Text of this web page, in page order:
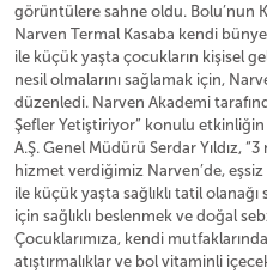
görüntülere sahne oldu. Bolu’nun
Narven Termal Kasaba kendi
ile küçük yaşta çocukların kişisel
nesil olmalarını sağlamak için,
düzenledi. Narven Akademi
Şefler Yetiştiriyor” konulu etkinliğin
A.Ş. Genel Müdürü Serdar Yıldız,
hizmet verdiğimiz Narven’de, eşsiz
ile küçük yaşta sağlıklı tatil olanağı
için sağlıklı beslenmek ve doğal
Çocuklarımıza, kendi
atıştırmalıklar ve bol vitaminli